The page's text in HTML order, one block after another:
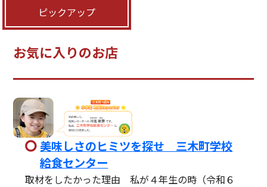
ピックアップ
お気に入りのお店
美味しさのヒミツを探せ 三木町学校
給食センター
取材をしたかった理由 私が４年生の時（令和６